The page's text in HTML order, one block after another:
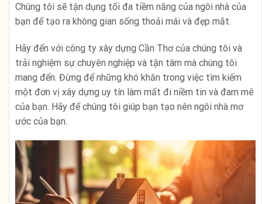
Chúng tôi sẽ tận dụng tối đa tiềm năng của ngôi nhà của
bạn để tạo ra không gian sống thoải mái và đẹp mắt.
Hãy đến với công ty xây dựng Cần Thơ của chúng tôi và
trải nghiệm sự chuyên nghiệp và tận tâm mà chúng tôi
mang đến. Đừng để những khó khăn trong việc tìm kiếm
một đơn vị xây dựng uy tín làm mất đi niềm tin và đam mê
của bạn. Hãy để chúng tôi giúp bạn tạo nên ngôi nhà mơ
ước của bạn.